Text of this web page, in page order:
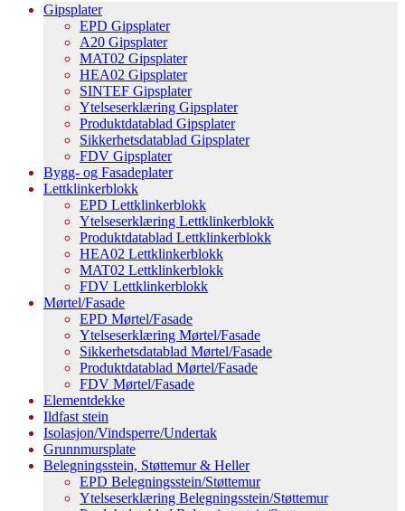
Gipsplater
EPD Gipsplater
A20 Gipsplater
MAT02 Gipsplater
HEA02 Gipsplater
SINTEF Gipsplater
Ytelseserklæring Gipsplater
Produktdatablad Gipsplater
Sikkerhetsdatablad Gipsplater
FDV Gipsplater
Bygg- og Fasadeplater
Lettklinkerblokk
EPD Lettklinkerblokk
Ytelseserklæring Lettklinkerblokk
Produktdatablad Lettklinkerblokk
HEA02 Lettklinkerblokk
MAT02 Lettklinkerblokk
FDV Lettklinkerblokk
Mørtel/Fasade
EPD Mørtel/Fasade
Ytelseserklæring Mørtel/Fasade
Sikkerhetsdatablad Mørtel/Fasade
Produktdatablad Mørtel/Fasade
FDV Mørtel/Fasade
Elementdekke
Ildfast stein
Isolasjon/Vindsperre/Undertak
Grunnmursplate
Belegningsstein, Støttemur & Heller
EPD Belegningsstein/Støttemur
Ytelseserklæring Belegningsstein/Støttemur